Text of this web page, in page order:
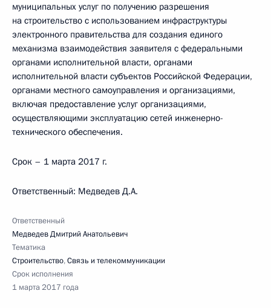
муниципальных услуг по получению разрешения
на строительство с использованием инфраструктуры
электронного правительства для создания единого
механизма взаимодействия заявителя с федеральными
органами исполнительной власти, органами
исполнительной власти субъектов Российской Федерации,
органами местного самоуправления и организациями,
включая предоставление услуг организациями,
осуществляющими эксплуатацию сетей инженерно-
технического обеспечения.
Срок – 1 марта 2017 г.
Ответственный: Медведев Д.А.
Ответственный
Медведев Дмитрий Анатольевич
Тематика
Строительство,Связь и телекоммуникации
Срок исполнения
1 марта 2017 года